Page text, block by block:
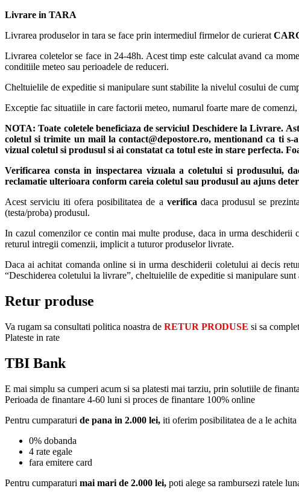
Livrare in TARA
Livrarea produselor in tara se face prin intermediul firmelor de curierat
Livrarea coletelor se face in 24-48h. Acest timp este calculat avand ca
conditiile meteo sau perioadele de reduceri.
Cheltuielile de expeditie si manipulare sunt stabilite la nivelul cosului de
Exceptie fac situatiile in care factorii meteo, numarul foarte mare de
NOTA:Toate coletele beneficiaza de serviciul Deschidere la Livrare.
coletul si trimite un mail la contact@depostore.ro, mentionand ca ti
vizual coletul si produsul si ai constatat ca totul este in stare perfecta.
Verificarea consta in inspectarea vizuala a coletului si produsului,
reclamatie ulterioara conform careia coletul sau produsul au ajuns
Acest serviciu iti ofera posibilitatea de a verifica daca produsul se
(testa/proba) produsul.
In cazul comenzilor ce contin mai multe produse, daca in urma
returul intregii comenzii, implicit a tuturor produselor livrate.
Daca ai achitat comanda online si in urma deschiderii coletului ai decis
“Deschiderea coletului la livrare”, cheltuielile de expeditie si manipulare sunt
Retur produse
Va rugam sa consultati politica noastra de RETUR PRODUSE si sa
Plateste in rate
TBI Bank
E mai simplu sa cumperi acum si sa platesti mai tarziu, prin solutiile de
Perioada de finantare 4-60 luni si proces de finantare 100% online
Pentru cumparaturi de pana in 2.000 lei, iti oferim posibilitatea de a le achita
0% dobanda
4 rate egale
fara emitere card
Pentru cumparaturi mai mari de 2.000 lei, poti alege sa rambursezi ratele